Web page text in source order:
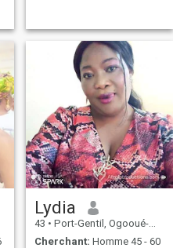
Lydia
43 • Port-Gentil, Ogooué-Maritime, Gabon
Cherchant: Homme 45 - 60